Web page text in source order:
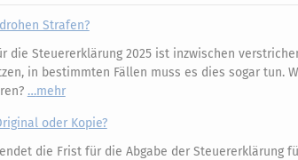
Strafen?
die Steuererklärung 2025 ist inzwischen
in bestimmten Fällen muss es dies sogar tun.
mehr
oder Kopie?
die Frist für die Abgabe der Steuererklärung